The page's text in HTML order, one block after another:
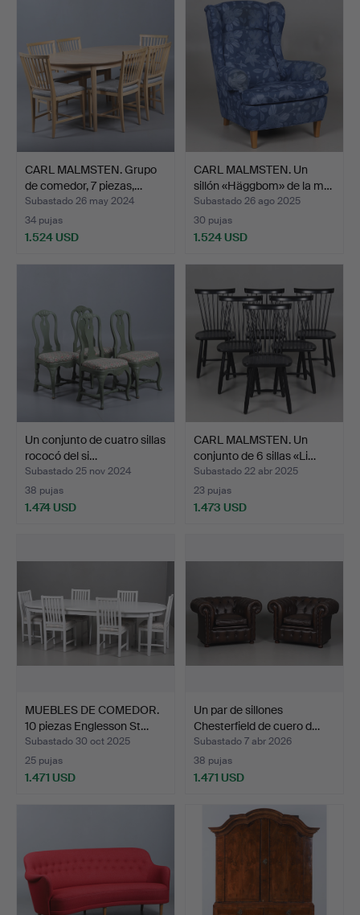
CARL MALMSTEN. Grupo
de comedor, 7 piezas,…
Subastado 26 may 2024
34 pujas
1.524 USD
CARL MALMSTEN. Un
sillón «Häggbom» de la m…
Subastado 26 ago 2025
30 pujas
1.524 USD
Un conjunto de cuatro sillas
rococó del si…
Subastado 25 nov 2024
38 pujas
1.474 USD
CARL MALMSTEN. Un
conjunto de 6 sillas «Li…
Subastado 22 abr 2025
23 pujas
1.473 USD
MUEBLES DE COMEDOR.
10 piezas Englesson St…
Subastado 30 oct 2025
25 pujas
1.471 USD
Un par de sillones
Chesterfield de cuero d…
Subastado 7 abr 2026
38 pujas
1.471 USD